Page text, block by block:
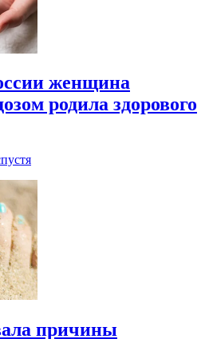
женщина
родила здорового
причины